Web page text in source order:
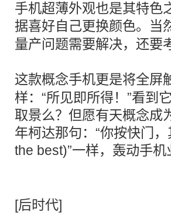
手机超薄外观也是其特色
据喜好自己更换颜色。当
量产问题需要解决，还要
这款概念手机更是将全屏
样：“所见即所得！”看到
取景么？但愿有天概念成
年柯达那句：“你按快门
the best)”一样，轰动手机
[后时代]